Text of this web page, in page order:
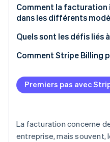
Préparation à la
Extensibilité développeur
Décrire comment
Développement continu
Comment la
dans les différents
Entreprises proposant
Marchés et plateformes
Modèles fondés sur
Quels sont les défis liés
Comment Stripe Billing
Premiers pas avec
La facturation concerne
entreprise, mais